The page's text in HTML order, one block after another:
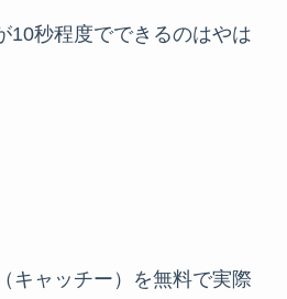
10秒程度でできるのはやは
キャッチー）を無料で実際